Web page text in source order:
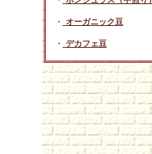
・ オーガニック豆
・ デカフェ豆